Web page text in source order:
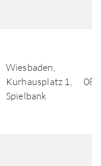
Wiesbaden,
Kurhausplatz 1,
Spielbank